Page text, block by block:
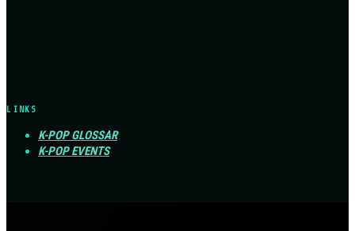
LINKS
K-POP GLOSSAR
K-POP EVENTS